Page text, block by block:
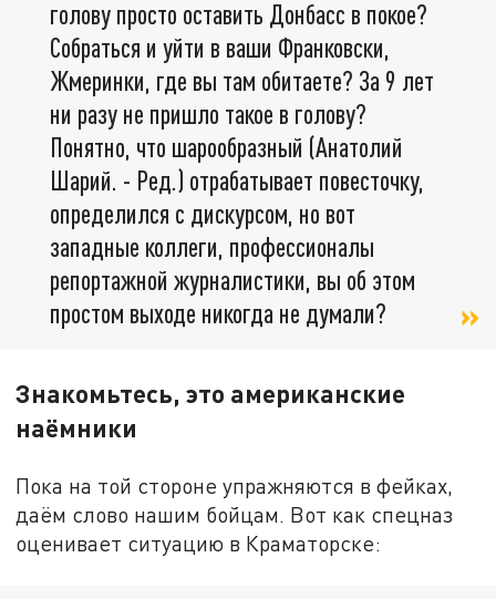
голову просто оставить Донбасс в покое?
Собраться и уйти в ваши Франковски,
Жмеринки, где вы там обитаете? За 9 лет
ни разу не пришло такое в голову?
Понятно, что шарообразный (Анатолий
Шарий. - Ред.) отрабатывает повесточку,
определился с дискурсом, но вот
западные коллеги, профессионалы
репортажной журналистики, вы об этом
простом выходе никогда не думали?
Знакомьтесь, это американские
наёмники
Пока на той стороне упражняются в фейках,
даём слово нашим бойцам. Вот как спецназ
оценивает ситуацию в Краматорске: